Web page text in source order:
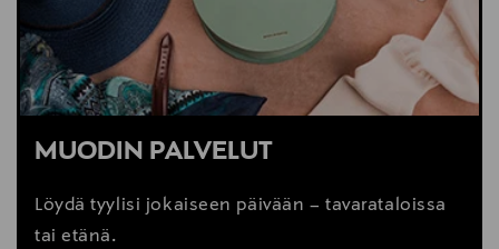
MUODIN PALVELUT
Löydä tyylisi jokaiseen päivään – tavarataloissa
tai etänä.